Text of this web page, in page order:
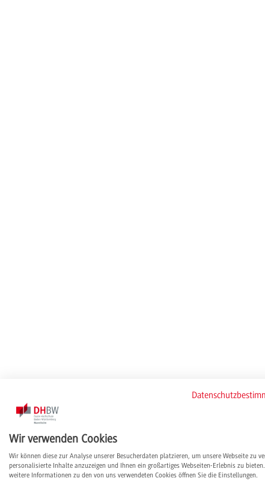
Wir verwenden Cookies
Wir können diese zur Analyse unserer Besucherdaten platzieren, um unsere Webseite zu
personalisierte Inhalte anzuzeigen und Ihnen ein großartiges Webseiten-Erlebnis zu
weitere Informationen zu den von uns verwendeten Cookies öffnen Sie die Einstellungen.